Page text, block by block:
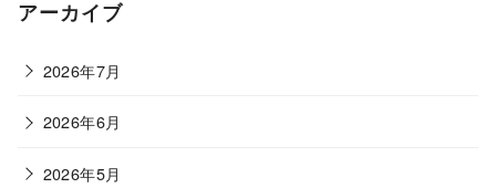
ゴ
ー
アーカイブ
2026年7月
2026年6月
2026年5月